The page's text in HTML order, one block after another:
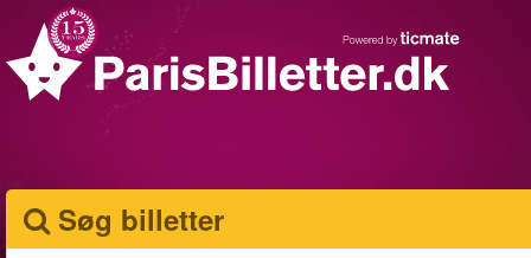
Søg billetter